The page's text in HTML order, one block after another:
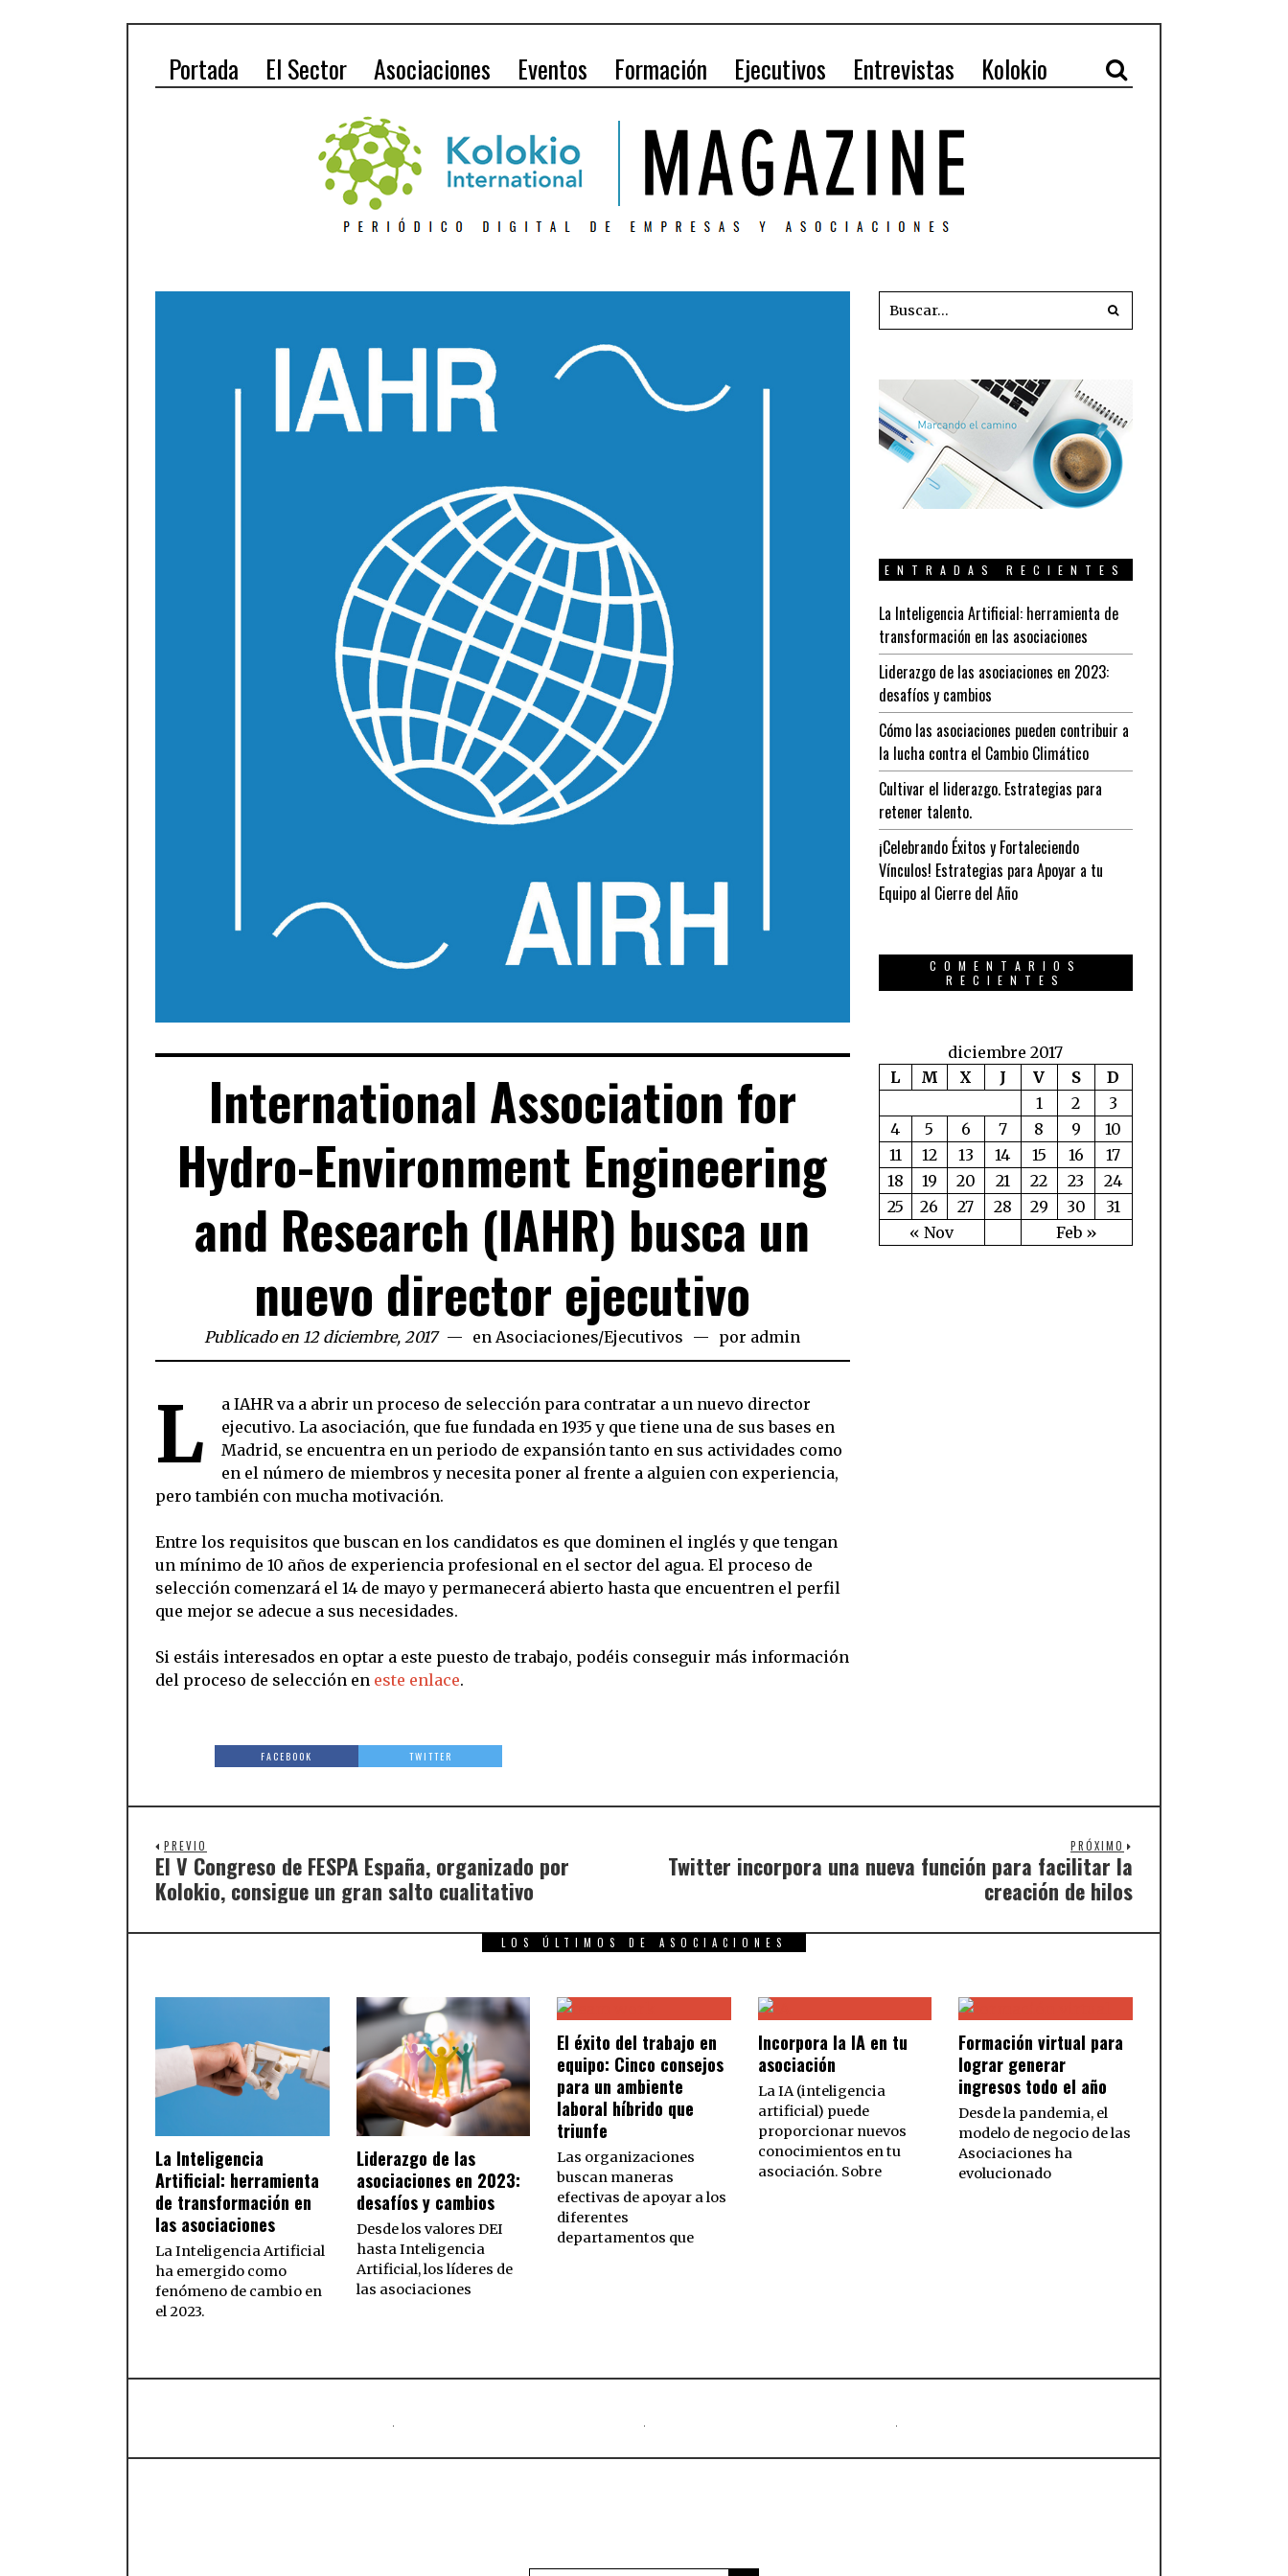
Portada El Sector Asociaciones Eventos Formación Ejecutivos Entrevistas Kolokio
International Association for
Hydro-Environment Engineering
and Research (IAHR) busca un
nuevo director ejecutivo
Publicado en 12 diciembre, 2017 enAsociaciones/Ejecutivos por admin
L
a IAHR va a abrir un proceso de selección para contratar a un nuevo director
ejecutivo. La asociación, que fue fundada en 1935 y que tiene una de sus bases en
Madrid, se encuentra en un periodo de expansión tanto en sus actividades como
en el número de miembros y necesita poner al frente a alguien con experiencia,
pero también con mucha motivación.
Entre los requisitos que buscan en los candidatos es que dominen el inglés y que tengan
un mínimo de 10 años de experiencia profesional en el sector del agua. El proceso de
selección comenzará el 14 de mayo y permanecerá abierto hasta que encuentren el perfil
que mejor se adecue a sus necesidades.
Si estáis interesados en optar a este puesto de trabajo, podéis conseguir más información
del proceso de selección en este enlace.
FACEBOOK TWITTER
ENTRADAS RECIENTES
La Inteligencia Artificial: herramienta de
transformación en las asociaciones
Liderazgo de las asociaciones en 2023:
desafíos y cambios
Cómo las asociaciones pueden contribuir a
la lucha contra el Cambio Climático
Cultivar el liderazgo. Estrategias para
retener talento.
¡Celebrando Éxitos y Fortaleciendo
Vínculos! Estrategias para Apoyar a tu
Equipo al Cierre del Año
COMENTARIOS
RECIENTES
diciembre 2017
L
M X J V S D
« Nov Feb »
1 2
3
4
5 6 7 8 9
10
11
12 13 14 15 16
17
18
19 20 21 22 23
24
25
26 27 28 29 30 31
PREVIO
El V Congreso de FESPA España, organizado por
Kolokio, consigue un gran salto cualitativo
PRÓXIMO
Twitter incorpora una nueva función para facilitar la
creación de hilos
LOS ÚLTIMOS DE ASOCIACIONES
La Inteligencia
Artificial: herramienta
de transformación en
las asociaciones
La Inteligencia Artificial
ha emergido como
fenómeno de cambio en
el 2023.
Liderazgo de las
asociaciones en 2023:
desafíos y cambios
Desde los valores DEI
hasta Inteligencia
Artificial, los líderes de
las asociaciones
El éxito del trabajo en
equipo: Cinco consejos
para un ambiente
laboral híbrido que
triunfe
Las organizaciones
buscan maneras
efectivas de apoyar a los
diferentes
departamentos que
Incorpora la IA en tu
asociación
La IA (inteligencia
artificial) puede
proporcionar nuevos
conocimientos en tu
asociación. Sobre
Formación virtual para
lograr generar
ingresos todo el año
Desde la pandemia, el
modelo de negocio de las
Asociaciones ha
evolucionado